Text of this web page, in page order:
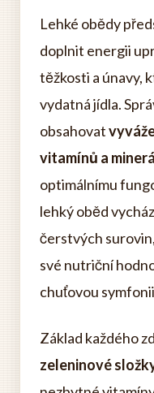
Lehké obědy
doplnit energii
těžkosti a únavy,
vydatná jídla.
obsahovat
vitamínů a
optimálnímu
lehký oběd
čerstvých
své nutriční
chuťovou
Základ každého
zeleninové